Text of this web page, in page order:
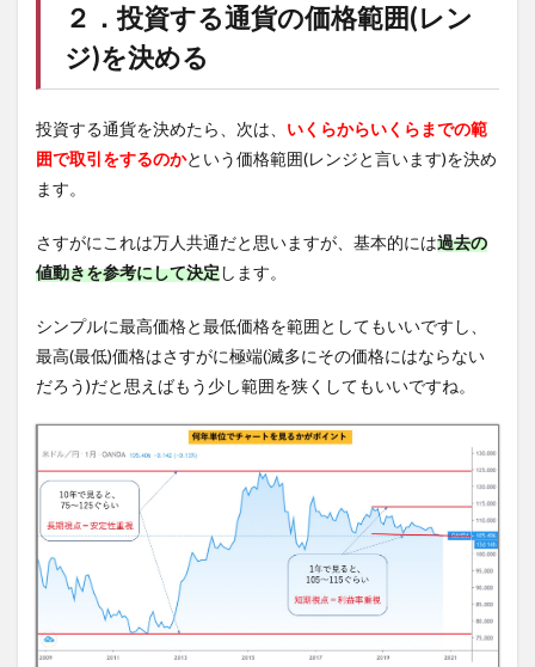
２．投資する通貨の価格範囲(レン
ジ)を決める
投資する通貨を決めたら、次は、 いくらからいくらまでの範
囲で取引をするのかという価格範囲(レンジと言います)を決め
ます。
さすがにこれは万人共通だと思いますが、基本的には過去の
値動きを参考にして決定します。
シンプルに最高価格と最低価格を範囲としてもいいですし、
最高(最低)価格はさすがに極端(滅多にその価格にはならない
だろう)だと思えばもう少し範囲を狭くしてもいいですね。